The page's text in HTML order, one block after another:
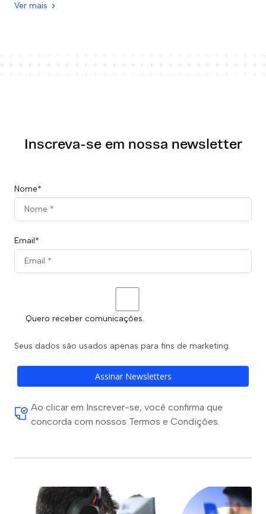
Ver mais
Inscreva-se em nossa newsletter
Nome*
Email*
Quero receber comunicações.
Seus dados são usados apenas para fins de marketing.
Assinar Newsletters
Ao clicar em Inscrever-se, você confirma que
concorda com nossos Termos e Condições.